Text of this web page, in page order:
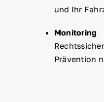
und Ihr
Prävention